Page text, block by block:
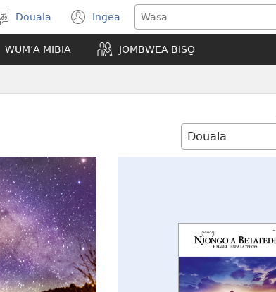
Po̱so̱
eyem’a
bwambo
Douala Ingea
(opens
new
window)
WUM’A MIBIA JOMBWEA BISO̱